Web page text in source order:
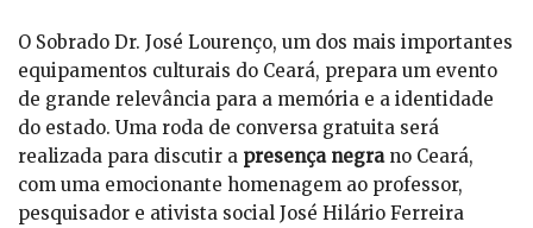
O Sobrado Dr. José Lourenço, um dos mais importantes
equipamentos culturais do Ceará, prepara um evento
de grande relevância para a memória e a identidade
do estado. Uma roda de conversa gratuita será
realizada para discutir a presença negrano Ceará,
com uma emocionante homenagem ao professor,
pesquisador e ativista social José Hilário Ferreira